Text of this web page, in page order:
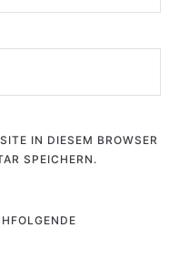
IN DIESEM BROWSER
SPEICHERN.